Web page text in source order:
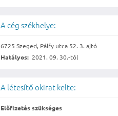
A cég székhelye:
6725 Szeged, Pálfy utca 52. 3. ajtó
Hatályos: 2021. 09. 30.-tól
A létesítő okirat kelte:
Előfizetés szükséges